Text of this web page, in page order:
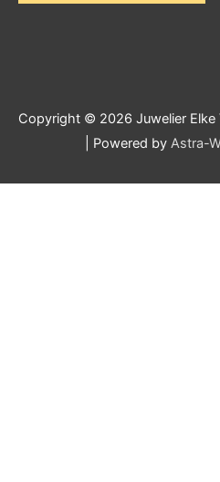
Copyright © 2026 Juwelier
| Powered by Astra-